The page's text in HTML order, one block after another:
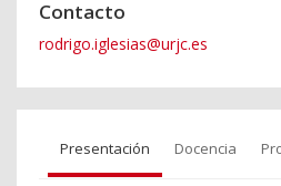
Contacto
rodrigo.iglesias@urjc.es
Presentación Docencia